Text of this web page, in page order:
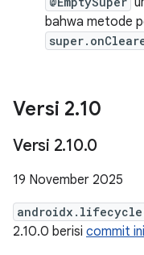
bahwa metode
Versi 2.10
Versi 2.10.0
19 November 2025
2.10.0 berisi commit ini